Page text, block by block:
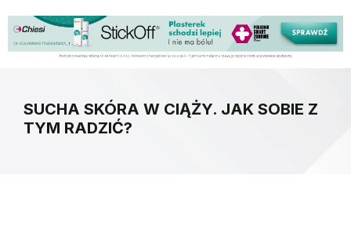
SUCHA SKÓRA W CIĄŻY. JAK SOBIE Z
TYM RADZIĆ?